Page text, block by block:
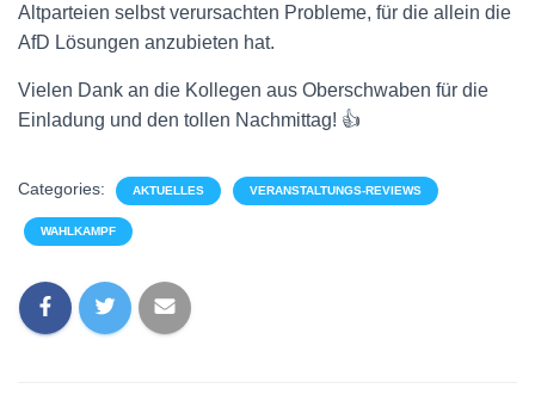
Altparteien selbst verursachten Probleme, für die allein die
AfD Lösungen anzubieten hat.
Vielen Dank an die Kollegen aus Oberschwaben für die
Einladung und den tollen Nachmittag! 👍
Categories: AKTUELLES VERANSTALTUNGS-REVIEWS
WAHLKAMPF